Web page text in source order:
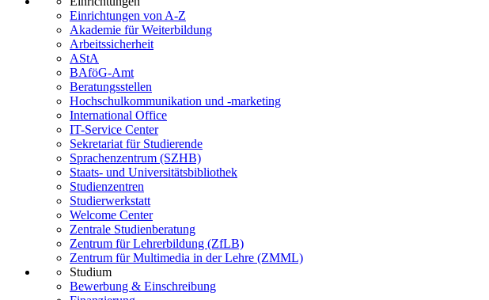
Einrichtungen von A-Z
Akademie für Weiterbildung
Arbeitssicherheit
AStA
BAföG-Amt
Beratungsstellen
Hochschulkommunikation und -marketing
International Office
IT-Service Center
Sekretariat für Studierende
Sprachenzentrum (SZHB)
Staats- und Universitätsbibliothek
Studienzentren
Studierwerkstatt
Welcome Center
Zentrale Studienberatung
Zentrum für Lehrerbildung (ZfLB)
Zentrum für Multimedia in der Lehre (ZMML)
Studium
Bewerbung & Einschreibung